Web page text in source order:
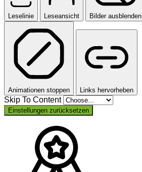
Leselinie Leseansicht Bilder ausblenden
Animationen stoppen Links hervorheben
Skip To Content
Einstellungen zurücksetzen